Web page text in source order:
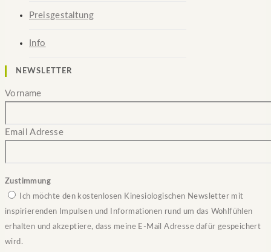
Preisgestaltung
Info
NEWSLETTER
Vorname
Email Adresse
Zustimmung
Ich möchte den kostenlosen Kinesiologischen Newsletter mit
inspirierenden Impulsen und Informationen rund um das Wohlfühlen
erhalten und akzeptiere, dass meine E-Mail Adresse dafür gespeichert
wird.